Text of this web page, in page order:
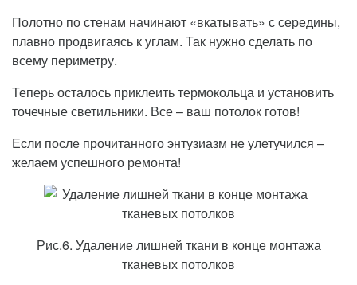
Полотно по стенам начинают «вкатывать» с середины,
плавно продвигаясь к углам. Так нужно сделать по
всему периметру.
Теперь осталось приклеить термокольца и установить
точечные светильники. Все – ваш потолок готов!
Если после прочитанного энтузиазм не улетучился –
желаем успешного ремонта!
Рис.6. Удаление лишней ткани в конце монтажа
тканевых потолков